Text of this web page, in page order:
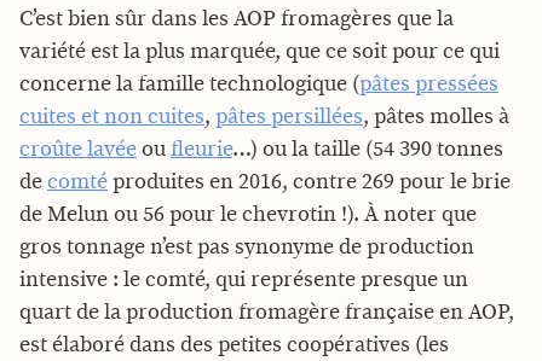
C’est bien sûr dans les AOP fromagères que la
variété est la plus marquée, que ce soit pour ce qui
concerne la famille technologique (pâtes pressées
cuites et non cuites, pâtes persillées, pâtes molles à
croûte lavée ou fleurie…) ou la taille (54 390 tonnes
de comté produites en 2016, contre 269 pour le brie
de Melun ou 56 pour le chevrotin !). À noter que
gros tonnage n’est pas synonyme de production
intensive : le comté, qui représente presque un
quart de la production fromagère française en AOP,
est élaboré dans des petites coopératives (les